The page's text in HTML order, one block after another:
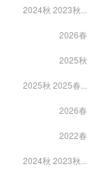
2024秋 2023秋...
2026春
2025秋
2025秋 2025春...
2026春
2022春
2024秋 2023秋...